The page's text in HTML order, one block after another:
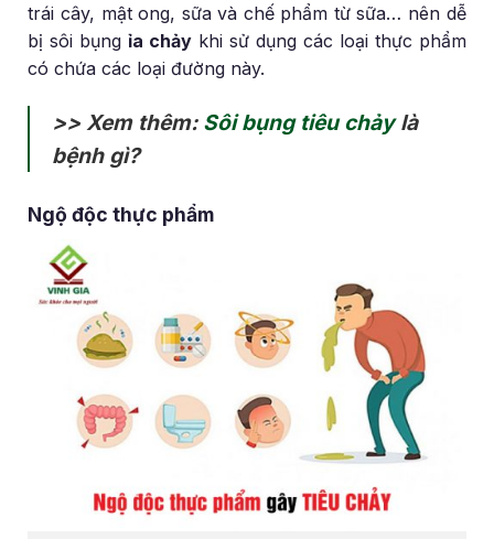
trái cây, mật ong, sữa và chế phẩm từ sữa… nên dễ
bị sôi bụngỉa chảy khi sử dụng các loại thực phẩm
có chứa các loại đường này.
>> Xem thêm: Sôi bụng tiêu chảylà
bệnh gì?
Ngộ độc thực phẩm